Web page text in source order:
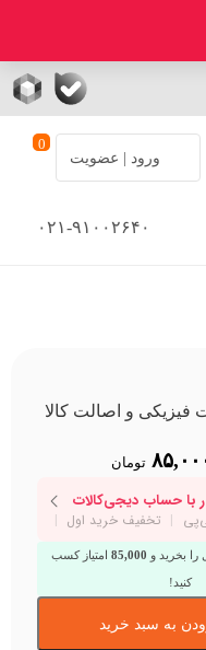
ورود | عضویت
0
۰۲۱-۹۱۰۰۲۶۴۰
و اصالت کالا
تومان
بخرید و 85,000 امتیاز کسب
کنید!
به سبد خرید